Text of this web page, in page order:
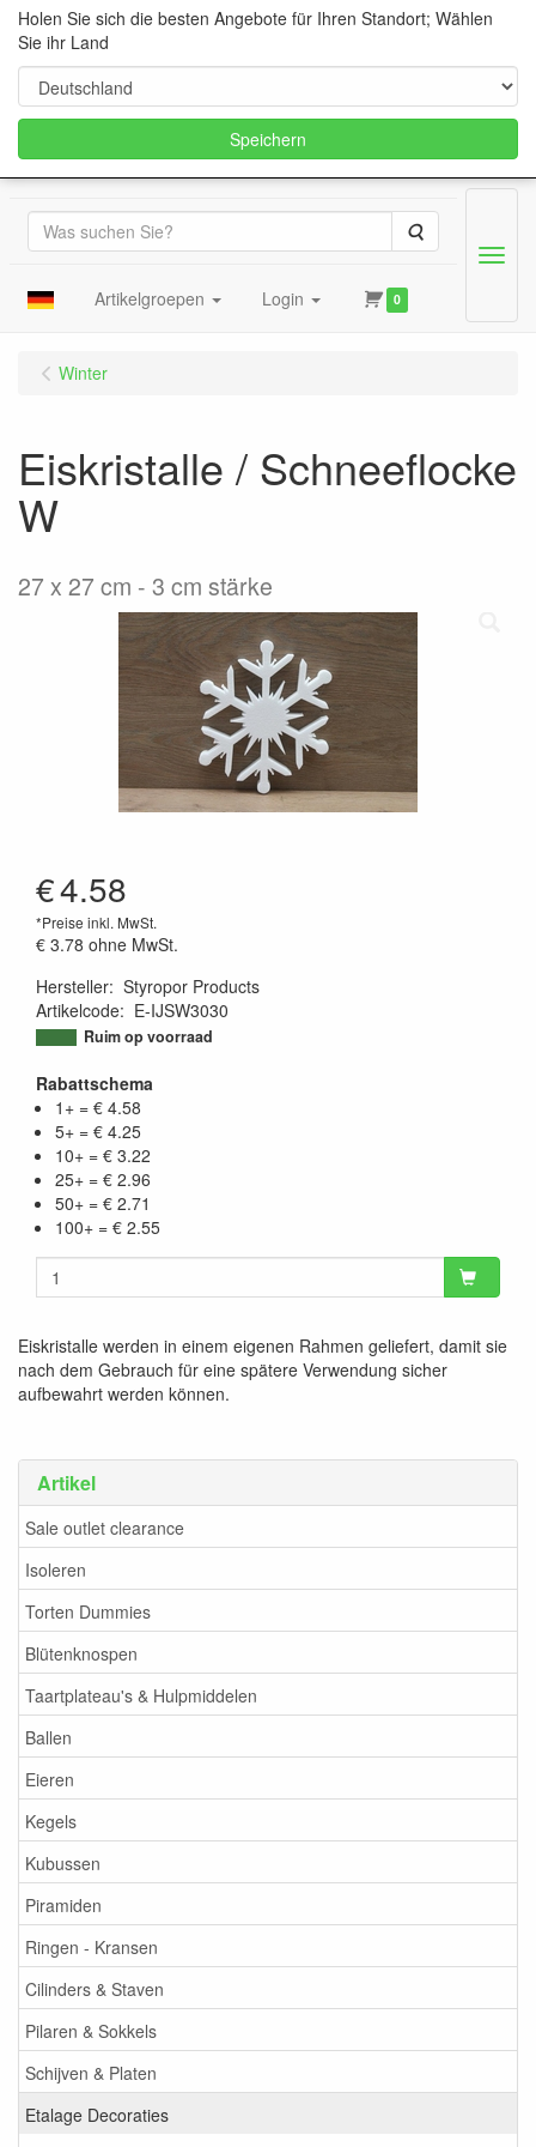
Suche
Artikelgroepen Login 0
Menu
Artikel
Sale outlet clearance
Isoleren
Torten Dummies
Blütenknospen
Taartplateau's & Hulpmiddelen
Ballen
Eieren
Kegels
Kubussen
Piramiden
Ringen - Kransen
Cilinders & Staven
Pilaren & Sokkels
Schijven & Platen
Etalage Decoraties
Winter
Eiskristalle / Schneeflocke
W
27 x 27 cm - 3 cm stärke
€4.58
*Preise inkl. MwSt.
€ 3.78 ohne MwSt.
Hersteller: Styropor Products
Artikelcode: E-IJSW3030
9502519747793
Ruim op voorraad
Rabattschema
1+ = € 4.58
5+ = € 4.25
10+ = € 3.22
25+ = € 2.96
50+ = € 2.71
100+ = € 2.55
Eiskristalle werden in einem eigenen Rahmen geliefert, damit sie
nach dem Gebrauch für eine spätere Verwendung sicher
aufbewahrt werden können.
Holen Sie sich die besten Angebote für Ihren Standort; Wählen
Sie ihr Land
Speichern